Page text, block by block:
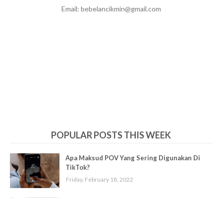
Email: bebelancikmin@gmail.com
POPULAR POSTS THIS WEEK
Apa Maksud POV Yang Sering Digunakan Di
TikTok?
Friday, February 18, 2022